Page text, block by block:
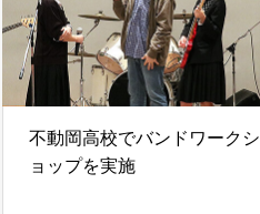
不動岡高校でバンドワークシ
ョップを実施